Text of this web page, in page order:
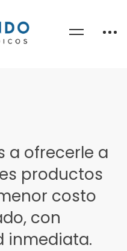
a ofrecerle a
productos
costo
con
inmediata.